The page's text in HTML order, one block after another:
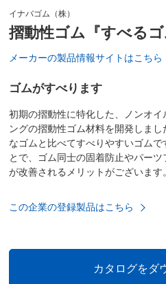
イナバゴム（株）
摺動性ゴム『すべるゴ
メーカーの製品情報サイトはこちら
ゴムがすべります
初期の摺動性に特化した、ノンオ
ングの摺動性ゴム材料を開発しま
なゴムと比べてすべりやすいゴム
とで、ゴム同士の固着防止やパー
が改善されるメリットがございます
この企業の登録製品はこちら